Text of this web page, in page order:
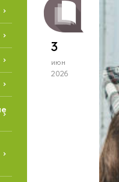
3
июн
2026